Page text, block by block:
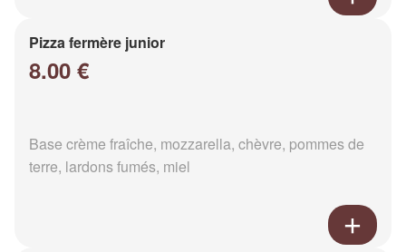
Pizza fermère junior
8.00 €
Base crème fraîche, mozzarella, chèvre, pommes de
terre, lardons fumés, miel